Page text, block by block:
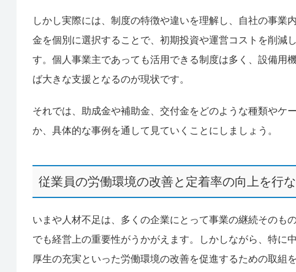
しかし実際には、制度の特徴や違いを理解し、自社の事
金を個別に選択することで、初期投資や運営コストを削減
す。個人事業主であっても活用できる制度は多く、設備用
ば大きな支援となるのが現状です。
それでは、助成金や補助金、交付金をどのような種類やケ
か、具体的な事例を通して見ていくことにしましょう。
従業員の労働環境の改善と定着率の向上を行
いまや人材不足は、多くの企業にとって事業の継続そのも
でも経営上の重要性がうかがえます。しかしながら、特に
厚生の充実といった労働環境の改善を促進するための取組